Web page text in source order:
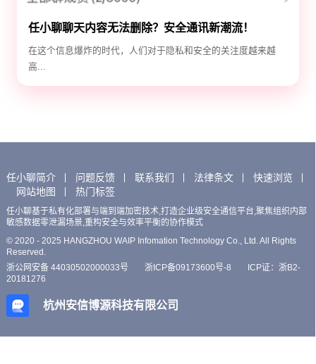
任小聊聊天内容无法删除？安全通讯新潮流！
在这个信息爆炸的时代，人们对于隐私和安全的关注度越来越
高...
任小聊简介 问题反馈 联系我们 法律条文
快速浏览
网站地图
热门标签
任小聊基于私有化部署与端到端加密技术,打造企业级安全通信平台,聚焦组织内部
敏感数据零泄漏场景,重构安全与效率平衡的协作模式
© 2020 - 2025 HANGZHOU WAIP Infomation Technology Co., Ltd. All Rights
Reserved.
浙公网安备 44030502000033号
浙ICP备09173600号-8
ICP证：浙B2-
20181276
杭州安信博源科技有限公司